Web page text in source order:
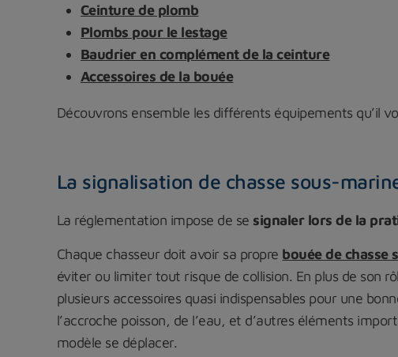
Ceinture de plomb
Plombs pour le lestage
Baudrier en complément de la ceinture
Accessoires de la bouée
Découvrons ensemble les différents équipements qu’il
La signalisation de chasse sous-
La réglementation impose de se signaler lors de la
Chaque chasseur doit avoir sa propre bouée de chasse
éviter ou limiter tout risque de collision. En plus de son
plusieurs accessoires quasi indispensables pour une
l’accroche poisson, de l’eau, et d’autres éléments
modèle se déplacer.